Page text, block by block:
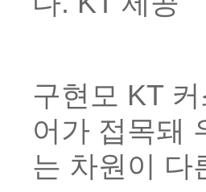
구현모 KT
어가 접목돼
는 차원이 다